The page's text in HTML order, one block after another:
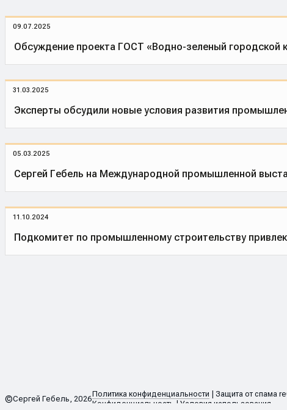
09.07.2025
Обсуждение проекта ГОСТ «Водно-зеленый городской
31.03.2025
Эксперты обсудили новые условия развития
05.03.2025
Сергей Гебель на Международной промышленной
11.10.2024
Подкомитет по промышленному строительству
©Сергей Гебель, 2026
Политика конфиденциальности
Защита от спама
Конфиденциальность | Условия использования